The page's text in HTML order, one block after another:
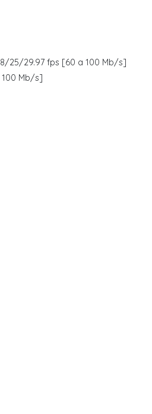
25/29.97 fps [60 a 100 Mb/s]
Mb/s]